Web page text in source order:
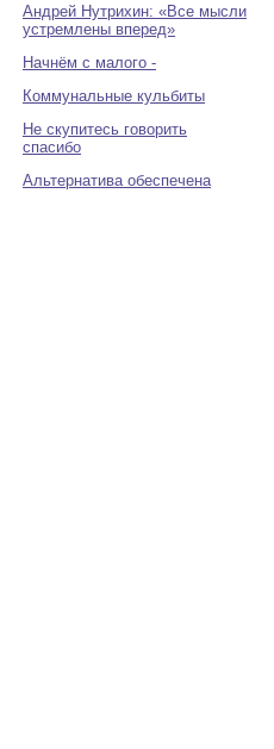
Андрей Нутрихин: «Все мысли
устремлены вперед»
Начнём с малого -
Коммунальные кульбиты
Не скупитесь говорить
спасибо
Альтернатива обеспечена